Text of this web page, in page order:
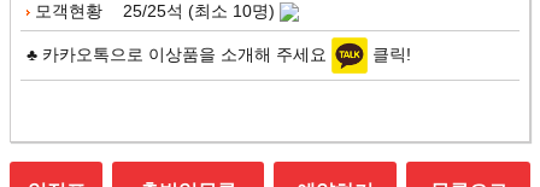
모객현황 25/25석 (최소 10명)
♣ 카카오톡으로 이상품을 소개해 주세요 클릭!